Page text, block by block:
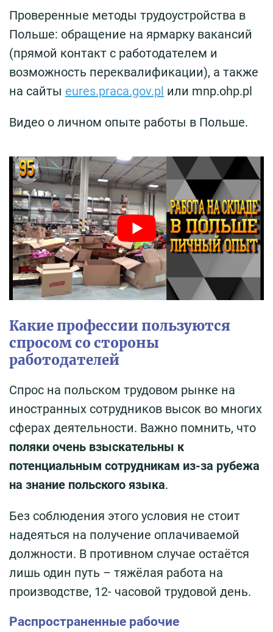
Проверенные методы трудоустройства в
Польше: обращение на ярмарку вакансий
(прямой контакт с работодателем и
возможность переквалификации), а также
на сайты eures.praca.gov.pl или mnp.ohp.pl
Видео о личном опыте работы в Польше.
Какие профессии пользуются
спросом со стороны
работодателей
Спрос на польском трудовом рынке на
иностранных сотрудников высок во многих
сферах деятельности. Важно помнить, что
поляки очень взыскательны к
потенциальным сотрудникам из-за рубежа
на знание польского языка.
Без соблюдения этого условия не стоит
надеяться на получение оплачиваемой
должности. В противном случае остаётся
лишь один путь – тяжёлая работа на
производстве, 12- часовой трудовой день.
Распространенные рабочие